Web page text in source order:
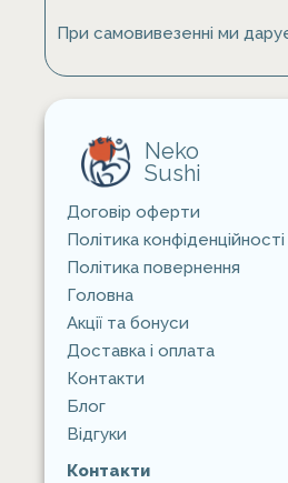
При самовивезенні ми
Neko
Sushi
Договір оферти
Політика конфіденційності
Політика повернення
Головна
Акції та бонуси
Доставка i оплата
Контакти
Блог
Відгуки
Контакти